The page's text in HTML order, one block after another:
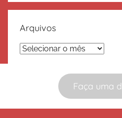
Faça uma
Arquivos
Arquivos